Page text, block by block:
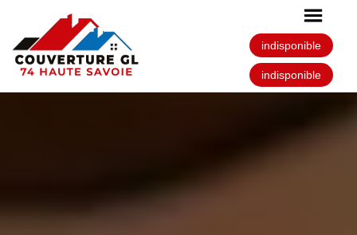
indisponible
indisponible